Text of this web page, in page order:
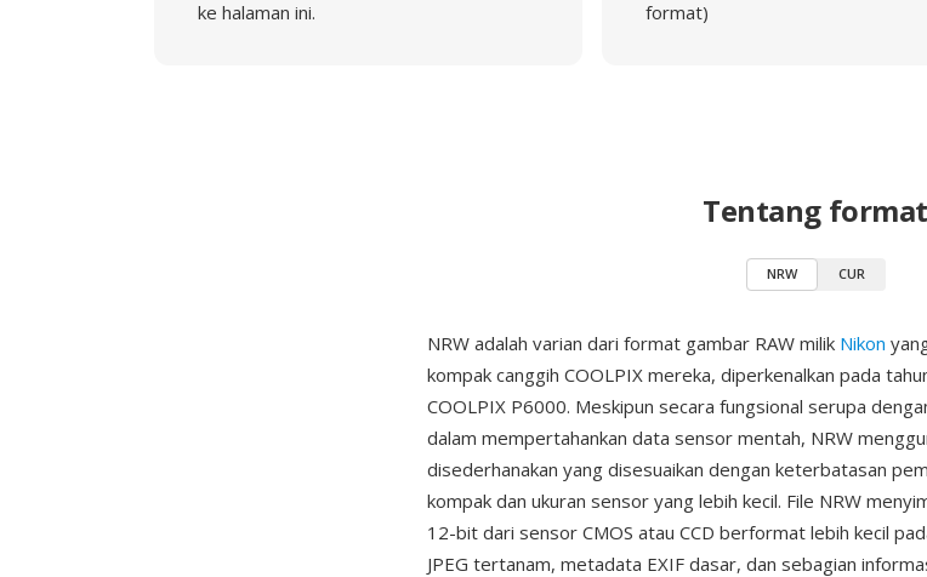
ke halaman ini.
format)
Tentang format
NRW CUR
NRW adalah varian dari format gambar RAW milik Nikon
kompak canggih COOLPIX mereka, diperkenalkan pada
COOLPIX P6000. Meskipun secara fungsional serupa
dalam mempertahankan data sensor mentah, NRW
disederhanakan yang disesuaikan dengan keterbatasan
kompak dan ukuran sensor yang lebih kecil. File NRW
12-bit dari sensor CMOS atau CCD berformat lebih kecil
JPEG tertanam, metadata EXIF dasar, dan sebagian